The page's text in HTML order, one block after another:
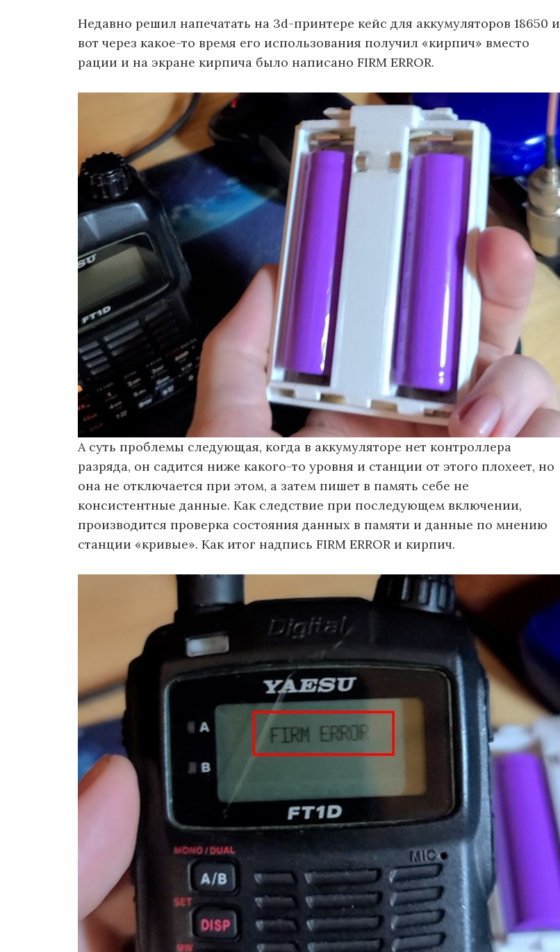
Недавно решил напечатать на 3d-принтере кейс для аккумуляторов 18650 и
вот через какое-то время его использования получил «кирпич» вместо
рации и на экране кирпича было написано FIRM ERROR.
А суть проблемы следующая, когда в аккумуляторе нет контроллера
разряда, он садится ниже какого-то уровня и станции от этого плохеет, но
она не отключается при этом, а затем пишет в память себе не
консистентные данные. Как следствие при последующем включении,
производится проверка состояния данных в памяти и данные по мнению
станции «кривые». Как итог надпись FIRM ERROR и кирпич.